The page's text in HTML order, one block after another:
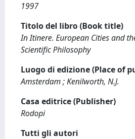
1997
Titolo del libro (Book title)
In Itinere. European Cities and
Scientific Philosophy
Luogo di edizione (Place of
Amsterdam ; Kenilworth, N.J.
Casa editrice (Publisher)
Rodopi
Tutti gli autori